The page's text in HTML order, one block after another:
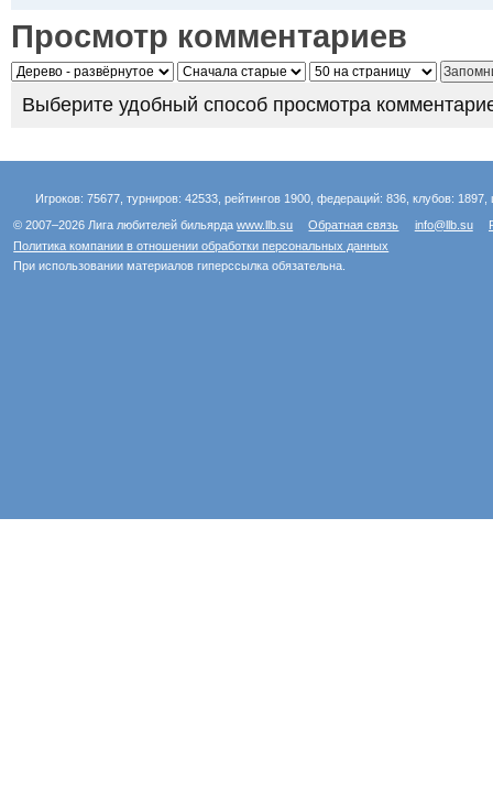
Просмотр комментариев
Выберите удобный способ просмотра
Игроков: 75677, турниров: 42533, рейтингов 1900, федераций: 836, клубов:
© 2007–2026 Лига любителей бильярдаwww.llb.su Обратная связь info@llb.su
Политика компании в отношении обработки персональных данных
При использовании материалов гиперссылка обязательна.